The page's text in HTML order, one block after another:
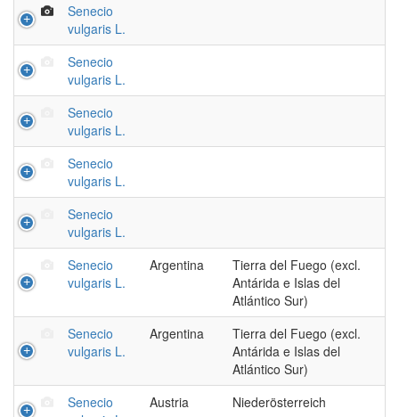
Senecio
vulgaris L.
Senecio
vulgaris L.
Senecio
vulgaris L.
Senecio
vulgaris L.
Senecio
vulgaris L.
Senecio
vulgaris L.
Argentina
Tierra del Fuego (excl.
Antárida e Islas del
Atlántico Sur)
Senecio
vulgaris L.
Argentina
Tierra del Fuego (excl.
Antárida e Islas del
Atlántico Sur)
Senecio
Austria Niederösterreich